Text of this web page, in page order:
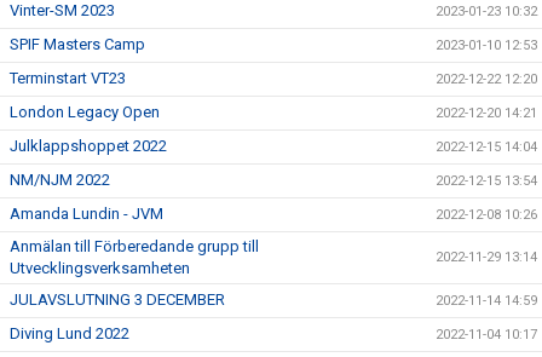
Vinter-SM 2023 2023-01-23 10:32
SPIF Masters Camp 2023-01-10 12:53
Terminstart VT23 2022-12-22 12:20
London Legacy Open 2022-12-20 14:21
Julklappshoppet 2022 2022-12-15 14:04
NM/NJM 2022 2022-12-15 13:54
Amanda Lundin - JVM 2022-12-08 10:26
Anmälan till Förberedande grupp till
Utvecklingsverksamheten
2022-11-29 13:14
JULAVSLUTNING 3 DECEMBER 2022-11-14 14:59
Diving Lund 2022 2022-11-04 10:17